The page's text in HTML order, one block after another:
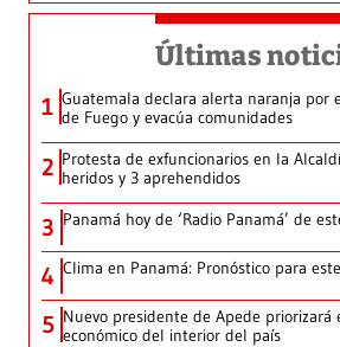
Últimas
1 Guatemala declara alerta naranja por
de Fuego y evacúa comunidades
2 Protesta de exfuncionarios en la
heridos y 3 aprehendidos
3 Panamá hoy de ‘Radio Panamá’ de
4 Clima en Panamá: Pronóstico para
5 Nuevo presidente de Apede priorizará
económico del interior del país